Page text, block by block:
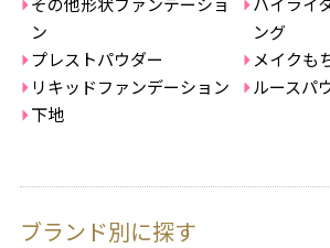
ン
ング
プレストパウダー
メイクも
リキッドファンデーション
ルースパ
下地
ブランド別に探す